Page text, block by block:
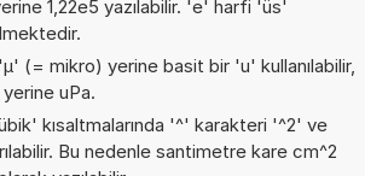
1,22e5 yazılabilir. 'e' harfi 'üs'
(= mikro) yerine basit bir 'u' kullanılabilir,
uPa.
kısaltmalarında '^' karakteri '^2' ve
Bu nedenle santimetre kare cm^2